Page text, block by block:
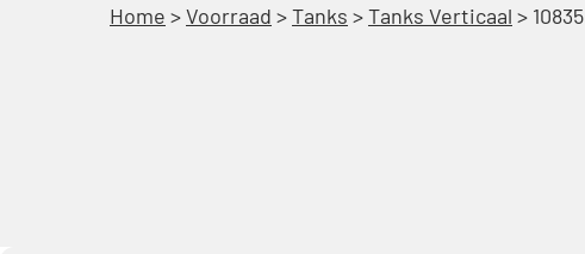
Home >Voorraad >Tanks >Tanks Verticaal > 10835